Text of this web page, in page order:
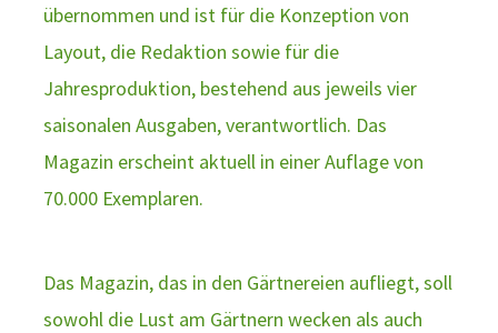
übernommen und ist für die Konzeption von
Layout, die Redaktion sowie für die
Jahresproduktion, bestehend aus jeweils vier
saisonalen Ausgaben, verantwortlich. Das
Magazin erscheint aktuell in einer Auflage von
70.000 Exemplaren.
Das Magazin, das in den Gärtnereien aufliegt, soll
sowohl die Lust am Gärtnern wecken als auch